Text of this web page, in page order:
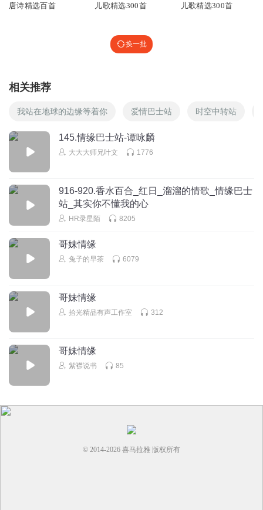
唐诗精选百首 儿歌精选300首 儿歌精选300首
换一批
相关推荐
我站在地球的边缘等着你 爱情巴士站 时空中转站
145.情缘巴士站-谭咏麟
大大大师兄叶文 1776
916-920.香水百合_红日_溜溜的情歌_情缘巴士
站_其实你不懂我的心
HR录星陌 8205
哥妹情缘
兔子的早茶 6079
哥妹情缘
拾光精品有声工作室 312
哥妹情缘
紫襟说书 85
© 2014-2026 喜马拉雅 版权所有